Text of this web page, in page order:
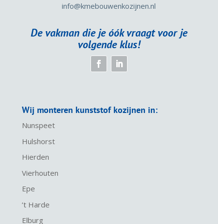
info@kmebouwenkozijnen.nl
De vakman die je óók vraagt voor je
volgende klus!
Wij monteren kunststof kozijnen in:
Nunspeet
Hulshorst
Hierden
Vierhouten
Epe
’t Harde
Elburg